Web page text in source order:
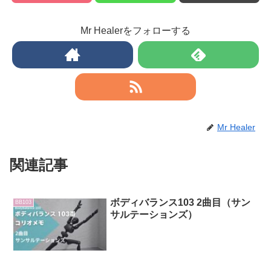
Mr Healerをフォローする
Mr Healer
関連記事
BB103
ボディバランス103 2曲目（サン
サルテーションズ）